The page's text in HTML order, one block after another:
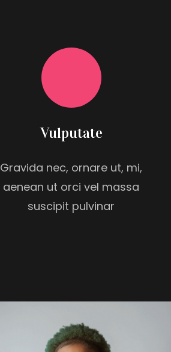
Vulputate
Gravida nec, ornare ut, mi,
aenean ut orci vel massa
suscipit pulvinar